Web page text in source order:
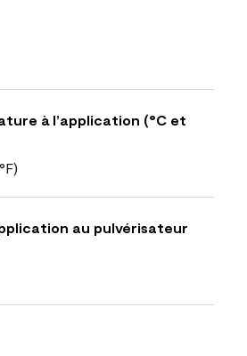
à l’application (°C et
au pulvérisateur